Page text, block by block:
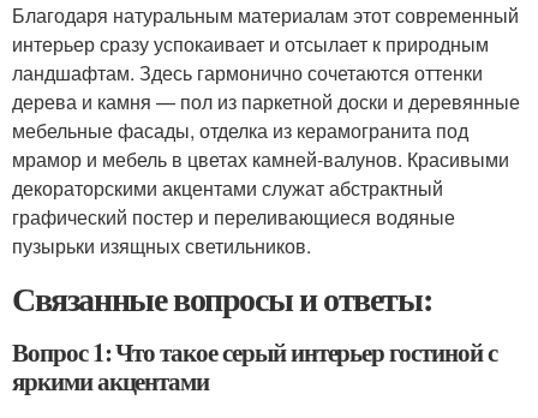
Благодаря натуральным материалам этот современный
интерьер сразу успокаивает и отсылает к природным
ландшафтам. Здесь гармонично сочетаются оттенки
дерева и камня — пол из паркетной доски и деревянные
мебельные фасады, отделка из керамогранита под
мрамор и мебель в цветах камней-валунов. Красивыми
декораторскими акцентами служат абстрактный
графический постер и переливающиеся водяные
пузырьки изящных светильников.
Связанные вопросы и ответы:
Вопрос 1: Что такое серый интерьер гостиной с
яркими акцентами